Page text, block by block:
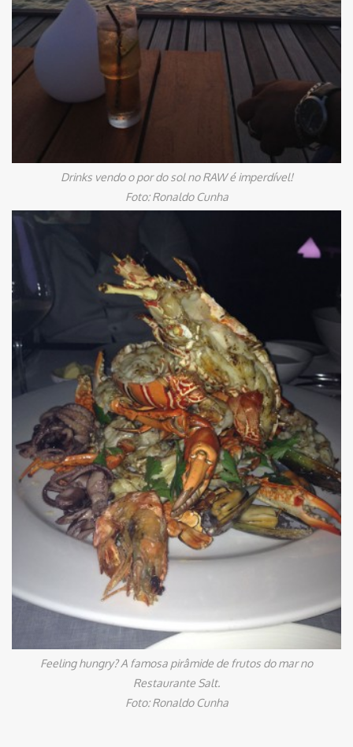
Drinks vendo o por do sol no RAW é imperdível!
Foto: Ronaldo Cunha
Feeling hungry? A famosa pirâmide de frutos do mar no
Restaurante Salt.
Foto: Ronaldo Cunha